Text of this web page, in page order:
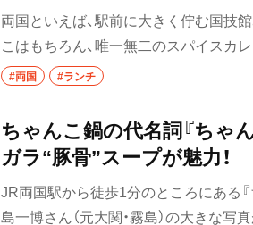
両国といえば、駅前に大きく佇む国技
こはもちろん、唯一無二のスパイスカ
んでもそろう。両国でぜひ訪れたいラン
#両国 #ランチ
ちゃんこ鍋の代名詞『ちゃんこ霧島 両国本店』
ガラ“豚骨”スープが魅力！
JR両国駅から徒歩1分のところにある
島一博さん（元大関・霧島）の大きな